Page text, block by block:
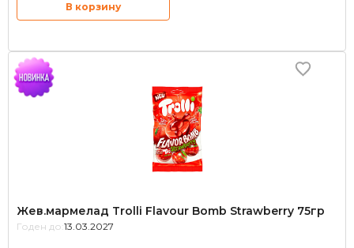
В корзину
Жев.мармелад Trolli Flavour Bomb Strawberry 75гр
Годен до: 13.03.2027